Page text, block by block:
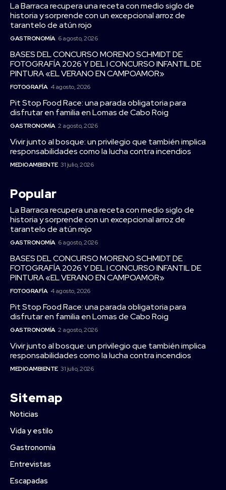
La Barraca recupera una receta con medio siglo de
historia y sorprende con un excepcional arroz de
tarantelo de atún rojo
GASTRONOMÍA 6 agosto, 2026
BASES DEL CONCURSO MORENO SCHMIDT DE
FOTOGRAFÍA 2026 Y DEL I CONCURSO INFANTIL DE
PINTURA «EL VERANO EN CAMPOAMOR»
FOTOGRAFÍA 4 agosto, 2026
Pit Stop Food Race: una parada obligatoria para
disfrutar en familia en Lomas de Cabo Roig
GASTRONOMÍA 2 agosto, 2026
Vivir junto al bosque: un privilegio que también implica
responsabilidades como la lucha contra incendios
MEDIOAMBIENTE 31 julio, 2026
Popular
La Barraca recupera una receta con medio siglo de
historia y sorprende con un excepcional arroz de
tarantelo de atún rojo
GASTRONOMÍA 6 agosto, 2026
BASES DEL CONCURSO MORENO SCHMIDT DE
FOTOGRAFÍA 2026 Y DEL I CONCURSO INFANTIL DE
PINTURA «EL VERANO EN CAMPOAMOR»
FOTOGRAFÍA 4 agosto, 2026
Pit Stop Food Race: una parada obligatoria para
disfrutar en familia en Lomas de Cabo Roig
GASTRONOMÍA 2 agosto, 2026
Vivir junto al bosque: un privilegio que también implica
responsabilidades como la lucha contra incendios
MEDIOAMBIENTE 31 julio, 2026
Sitemap
Noticias
Vida y estilo
Gastronomía
Entrevistas
Escapadas